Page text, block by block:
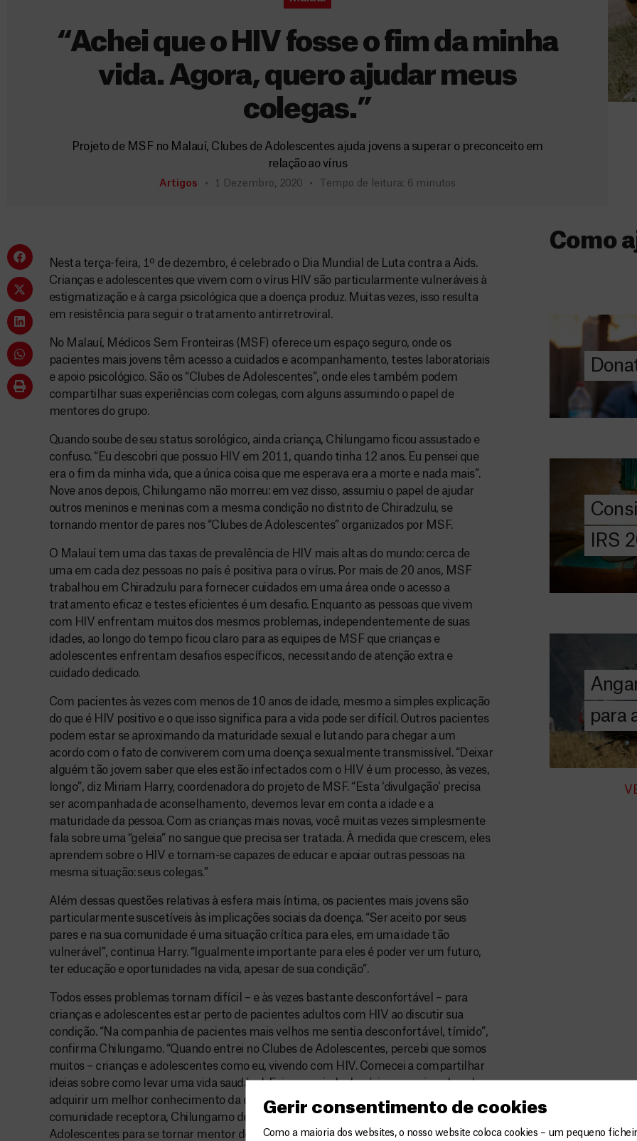
Gerir consentimento de cookies
Como a maioria dos websites, o nosso website coloca cookies – um pequeno
“Achei que o HIV fosse o fim da minha
vida. Agora, quero ajudar meus
colegas.”
Projeto de MSF no Malauí, Clubes de Adolescentes ajuda jovens a superar o preconceito em
relação ao vírus
Artigos 1 Dezembro, 2020 Tempo de leitura: 6 minutos
Nesta terça-feira, 1º de dezembro, é celebrado o Dia Mundial de Luta contra a Aids.
Crianças e adolescentes que vivem com o vírus HIV são particularmente vulneráveis à
estigmatização e à carga psicológica que a doença produz. Muitas vezes, isso resulta
em resistência para seguir o tratamento antirretroviral.
No Malauí, Médicos Sem Fronteiras (MSF) oferece um espaço seguro, onde os
pacientes mais jovens têm acesso a cuidados e acompanhamento, testes laboratoriais
e apoio psicológico. São os “Clubes de Adolescentes”, onde eles também podem
compartilhar suas experiências com colegas, com alguns assumindo o papel de
mentores do grupo.
Quando soube de seu status sorológico, ainda criança, Chilungamo ficou assustado e
confuso. “Eu descobri que possuo HIV em 2011, quando tinha 12 anos. Eu pensei que
era o fim da minha vida, que a única coisa que me esperava era a morte e nada mais”.
Nove anos depois, Chilungamo não morreu: em vez disso, assumiu o papel de ajudar
outros meninos e meninas com a mesma condição no distrito de Chiradzulu, se
tornando mentor de pares nos “Clubes de Adolescentes” organizados por MSF.
O Malauí tem uma das taxas de prevalência de HIV mais altas do mundo: cerca de
uma em cada dez pessoas no país é positiva para o vírus. Por mais de 20 anos, MSF
trabalhou em Chiradzulu para fornecer cuidados em uma área onde o acesso a
tratamento eficaz e testes eficientes é um desafio. Enquanto as pessoas que vivem
com HIV enfrentam muitos dos mesmos problemas, independentemente de suas
idades, ao longo do tempo ficou claro para as equipes de MSF que crianças e
adolescentes enfrentam desafios específicos, necessitando de atenção extra e
cuidado dedicado.
Com pacientes às vezes com menos de 10 anos de idade, mesmo a simples explicação
do que é HIV positivo e o que isso significa para a vida pode ser difícil. Outros pacientes
podem estar se aproximando da maturidade sexual e lutando para chegar a um
acordo com o fato de conviverem com uma doença sexualmente transmissível. “Deixar
alguém tão jovem saber que eles estão infectados com o HIV é um processo, às vezes,
longo”, diz Miriam Harry, coordenadora do projeto de MSF. “Esta ‘divulgação’ precisa
ser acompanhada de aconselhamento, devemos levar em conta a idade e a
maturidade da pessoa. Com as crianças mais novas, você muitas vezes simplesmente
fala sobre uma “geleia” no sangue que precisa ser tratada. À medida que crescem, eles
aprendem sobre o HIV e tornam-se capazes de educar e apoiar outras pessoas na
mesma situação: seus colegas.”
Além dessas questões relativas à esfera mais íntima, os pacientes mais jovens são
particularmente suscetíveis às implicações sociais da doença. “Ser aceito por seus
pares e na sua comunidade é uma situação crítica para eles, em uma idade tão
vulnerável”, continua Harry. “Igualmente importante para eles é poder ver um futuro,
ter educação e oportunidades na vida, apesar de sua condição”.
Todos esses problemas tornam difícil – e às vezes bastante desconfortável – para
crianças e adolescentes estar perto de pacientes adultos com HIV ao discutir sua
condição. “Na companhia de pacientes mais velhos me sentia desconfortável, tímido”,
confirma Chilungamo. “Quando entrei no Clubes de Adolescentes, percebi que somos
muitos – crianças e adolescentes como eu, vivendo com HIV. Comecei a compartilhar
ideias sobre como levar uma vida saudável. Fui encorajado de várias maneiras, levado a
adquirir um melhor conhecimento da doença.” Uma vez que ele se sentiu parte de uma
comunidade receptora, Chilungamo deixou de ser apenas participante dos Clubes de
Adolescentes para se tornar mentor de seus pares, função para a qual ele foi
Como
ajuda-nos a
a quem mais
DOE
AGORA
IRS
Saiba tudo
IRS: o que é,
preencher, e
MSF com o
DOE
AGORA
para
Angarie
A MSF
chegar
humanitária
DOE
AGORA